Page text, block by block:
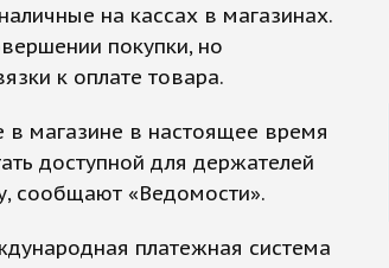
на кассах в магазинах.
покупки, но
к оплате товара.
в магазине в настоящее время
доступной для держателей
сообщают «Ведомости».
платежная система